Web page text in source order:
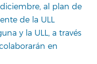
al plan de
de la ULL
y la ULL, a través
en